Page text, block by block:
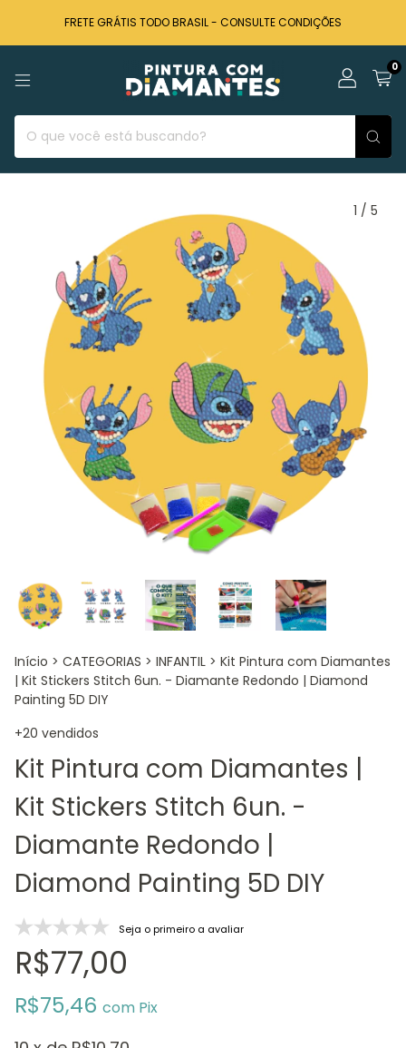
FRETE GRÁTIS TODO BRASIL - CONSULTE CONDIÇÕES
0
1 / 5
Início > CATEGORIAS > INFANTIL > Kit Pintura com Diamantes
| Kit Stickers Stitch 6un. - Diamante Redondo | Diamond
Painting 5D DIY
+20 vendidos
Kit Pintura com Diamantes |
Kit Stickers Stitch 6un. -
Diamante Redondo |
Diamond Painting 5D DIY
Seja o primeiro a avaliar
R$77,00
R$75,46 com Pix